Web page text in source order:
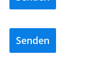
Senden